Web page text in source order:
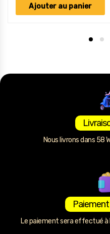
Ajouter au panier
Nous livrons dans 58
Paiement
Le paiement sera effectué à